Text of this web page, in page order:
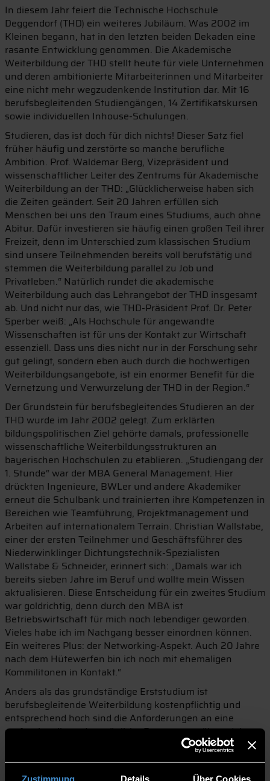
Zustimmung Details Über Cookies
In diesem Jahr feiert die Technische Hochschule
Deggendorf (THD) ein weiteres Jubiläum. Was 2002 im
Kleinen begann, hat in den letzten beiden Dekaden eine
rasante Entwicklung genommen. Die Akademische
Weiterbildung der THD stellt heute für viele Unternehmen
und deren ambitionierte Mitarbeiterinnen und Mitarbeiter
eine nicht mehr wegzudenkende Institution dar. Mit 16
berufsbegleitenden Studiengängen, 14 Zertifikatskursen
sowie individuellen Inhouse-Schulungen.
Studieren, das ist doch für dich nichts! Dieser Satz fiel
früher häufig und zerstörte so manche berufliche
Ambition. Prof. Waldemar Berg, Vizepräsident und
wissenschaftlicher Leiter des Zentrums für Akademische
Weiterbildung an der THD: „Glücklicherweise haben sich
die Zeiten geändert. Seit 20 Jahren erfüllen sich
Menschen bei uns den Traum eines Studiums, auch ohne
Abitur. Dafür investieren sie häufig einen großen Teil ihrer
Freizeit, denn im Unterschied zum klassischen Studium
sind unsere Teilnehmenden bereits voll berufstätig und
stemmen die Weiterbildung parallel zu Job und
Privatleben.“ Natürlich rundet die akademische
Weiterbildung auch das Lehrangebot der THD insgesamt
ab. Und nicht nur das, wie THD-Präsident Prof. Dr. Peter
Sperber weiß: „Als Hochschule für angewandte
Wissenschaften ist für uns der Kontakt zur Wirtschaft
essenziell. Dass uns dies nicht nur in der Forschung sehr
gut gelingt, sondern eben auch durch die hochwertigen
Weiterbildungsangebote, ist ein enormer Benefit für die
Vernetzung und Verwurzelung der THD in der Region.“
Der Grundstein für berufsbegleitendes Studieren an der
THD wurde im Jahr 2002 gelegt. Zum erklärten
bildungspolitischen Ziel gehörte damals, professionelle
wissenschaftliche Weiterbildungsstrukturen an
bayerischen Hochschulen zu etablieren. „Studiengang der
1. Stunde“ war der MBA General Management. Hier
drückten Ingenieure, BWLer und andere Akademiker
erneut die Schulbank und trainierten ihre Kompetenzen in
Bereichen wie Teamführung, Projektmanagement und
Arbeiten auf internationalem Terrain. Christian Wallstabe,
einer der ersten Teilnehmer und Geschäftsführer des
Niederwinklinger Dichtungstechnik-Spezialisten
Wallstabe & Schneider, erinnert sich: „Damals war ich
bereits sieben Jahre im Beruf und wollte mein Wissen
aktualisieren. Diese Entscheidung für ein zweites Studium
war goldrichtig, denn durch den MBA ist
Betriebswirtschaft für mich noch lebendiger geworden.
Vieles habe ich im Nachgang besser einordnen können.
Ein weiteres Plus: der Networking-Aspekt. Auch 20 Jahre
nach dem Hütewerfen bin ich noch mit ehemaligen
Kommilitonen in Kontakt.“
Anders als das grundständige Erststudium ist
berufsbegleitende Weiterbildung kostenpflichtig und
entsprechend hoch sind die Anforderungen an eine
professionelle und persönliche Betreuung während des
Studiums. Ein zunächst etwa dreiköpfiges THD-Team
sorgte für Vertrieb und Marketing, Seminarorganisation
und Dozentenmanagement. Schnell entwickelte sich der